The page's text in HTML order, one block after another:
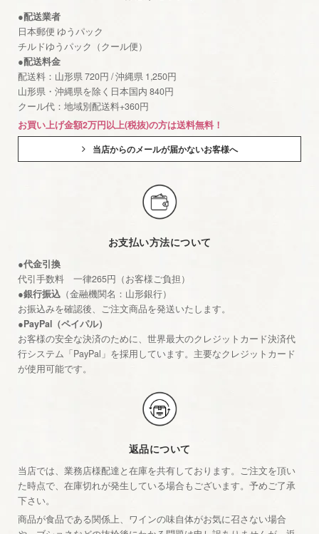
●配送業者
日本郵便 ゆうパック
チルドゆうパック（クール便）
●配送料金
配送料：山形県 720円 / 沖縄県 1,250円
山形県・沖縄県を除く日本国内 840円
クール代：地域別配送料+360円
お買い上げ金額2万円以上(税抜)の方は送料無料！
当店からのメールが届かないお客様へ
お支払い方法について
●代金引換
代引手数料 一律265円（お客様ご負担）
●銀行振込 （金融機関名：山形銀行）
お振込みを確認後、ご注文商品を発送いたします。
●PayPal（ペイパル）
お客様の安全な決済のために、世界最大のクレジットカード決済代
行システム「PayPal」を採用しています。主要なクレジットカード
が使用可能です。
返品について
当店では、業務店様配達と在庫を共有しております。ご注文を頂い
た時点で、在庫切れが発生している場合もございます。予めご了承
下さい。
商品が食品である関係上、ワインの味自体がお気に召さない場合